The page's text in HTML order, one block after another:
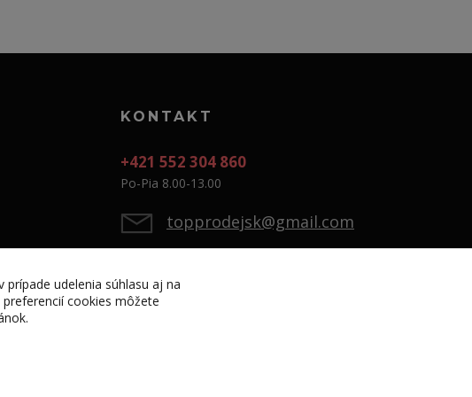
KONTAKT
+421 552 304 860
Po-Pia 8.00-13.00
topprodejsk@gmail.com
udelenia súhlasu aj na
cookies môžete